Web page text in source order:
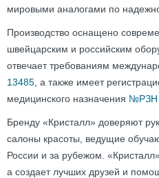
мировыми аналогами по
Производство оснащено
швейцарским и российским
отвечает требованиям
13485 , а также имеет
медицинского назначения №РЗН
Бренду «Кристалл» доверяют
салоны красоты, ведущие
России и за рубежом.
а создает лучших друзей и